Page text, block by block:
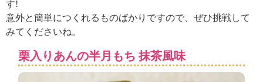
ュ
シ
ョ
す!
意外と簡単につくれるものばかりですので、ぜひ挑戦して
みてくださいね。
栗入りあんの半月もち 抹茶風味